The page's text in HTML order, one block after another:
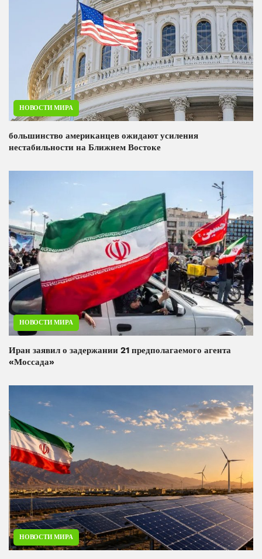
НОВОСТИ МИРА
большинство американцев ожидают усиления
нестабильности на Ближнем Востоке
НОВОСТИ МИРА
Иран заявил о задержании 21 предполагаемого агента
«Моссада»
НОВОСТИ МИРА